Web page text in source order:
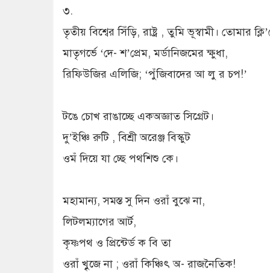
৩.
তৃতীয় বিশ্বের সিঁড়ি, রাষ্ট্র , তুমি ভূস্বামী। তোমার
মাতৃগর্ভে ‘দে- শ’প্রেম, মর্ডানিজমের ক্ষুধা,
রিফিউজির এলিজি; ‘পুঁজিবাদের আ লু র চপ!’
টঙে চোখ রাঙাচ্ছে একঅজ্ঞাত সিগ্রেট।
দু’ইঞ্চি রুটি , বিশ্রী অরেঞ্জ বিস্কুট
ওমঁ দিয়ে যা চ্ছে পথশিশু কে।
মহামান্য, সমস্ত সু দিন ওরাঁ বুঝে না,
লিটলম্যাগের আর্ট,
কৃষ্ণপথ ও প্রিন্টের্ড ক বি তা
ওরাঁ খুৃজে না ; ওরাঁ কিঞ্চিৎ অ- রাজনৈতিক!